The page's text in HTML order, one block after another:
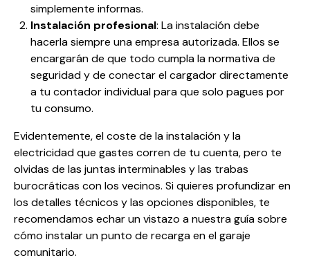
simplemente informas.
Instalación profesional: La instalación debe
hacerla siempre una empresa autorizada. Ellos se
encargarán de que todo cumpla la normativa de
seguridad y de conectar el cargador directamente
a tu contador individual para que solo pagues por
tu consumo.
Evidentemente, el coste de la instalación y la
electricidad que gastes corren de tu cuenta, pero te
olvidas de las juntas interminables y las trabas
burocráticas con los vecinos. Si quieres profundizar en
los detalles técnicos y las opciones disponibles, te
recomendamos echar un vistazo a nuestra guía sobre
cómo instalar un punto de recarga en el garaje
comunitario.